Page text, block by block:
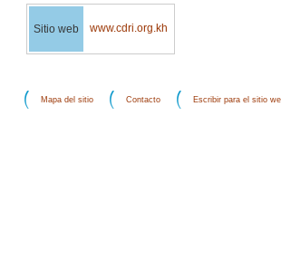
Sitio web www.cdri.org.kh
Mapa del sitio Contacto Escribir para el sitio